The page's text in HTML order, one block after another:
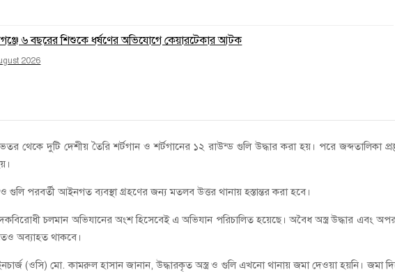
৬ বছরের শিশুকে ধর্ষণের অভিযোগে কেয়ারটেকার আটক
2026
থেকে দুটি দেশীয় তৈরি শর্টগান ও শর্টগানের ১২ রাউন্ড গুলি উদ্ধার করা হয়। পরে জব্দতালিকা
ও গুলি পরবর্তী আইনগত ব্যবস্থা গ্রহণের জন্য মতলব উত্তর থানায় হস্তান্তর করা হবে।
চলমান অভিযানের অংশ হিসেবেই এ অভিযান পরিচালিত হয়েছে। অবৈধ অস্ত্র উদ্ধার এবং
অব্যাহত থাকবে।
(ওসি) মো. কামরুল হাসান জানান, উদ্ধারকৃত অস্ত্র ও গুলি এখনো থানায় জমা দেওয়া হয়নি। জমা